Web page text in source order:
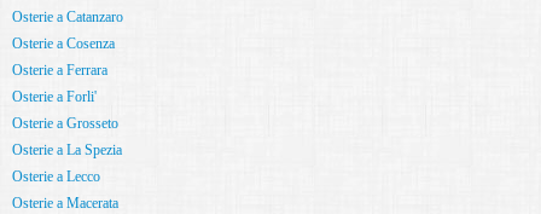
Osterie a Catanzaro
Osterie a Cosenza
Osterie a Ferrara
Osterie a Forli'
Osterie a Grosseto
Osterie a La Spezia
Osterie a Lecco
Osterie a Macerata